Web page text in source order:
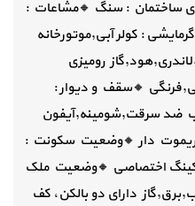
ساختمان : سنگ 🔸مشاعات :
: کولر آبی,موتورخانه
رومیزی
🔸سقف و دیوار :
ضد سرقت,شومینه,آیفون
ریموت دار 🔸وضعیت سکونت :
اختصاصی 🔸وضعیت ملک
دارای دو بالکن، کف